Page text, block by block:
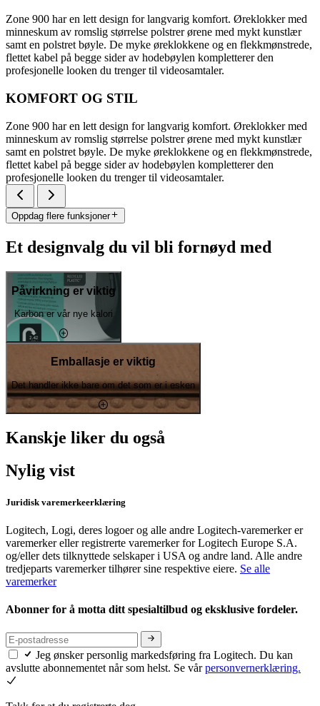
Zone 900 har en lett design for langvarig komfort. Øreklokker med
minneskum av romslig størrelse polstrer ørene med mykt kunstlær
samt en polstret bøyle. De myke øreklokkene og en flekkmønstrede,
flettet kabel på begge sider av hodebøylen kompletterer den
profesjonelle looken du trenger til videosamtaler.
KOMFORT OG STIL
Zone 900 har en lett design for langvarig komfort. Øreklokker med
minneskum av romslig størrelse polstrer ørene med mykt kunstlær
samt en polstret bøyle. De myke øreklokkene og en flekkmønstrede,
flettet kabel på begge sider av hodebøylen kompletterer den
profesjonelle looken du trenger til videosamtaler.
Oppdag flere funksjoner
Et designvalg du vil bli fornøyd med
Påvirkning er viktig
Karbon er vår nye kalori
Emballasje er viktig
Det handler ikke bare om det som er i esken
Kanskje liker du også
Nylig vist
Juridisk varemerkeerklæring
Logitech, Logi, deres logoer og alle andre Logitech-varemerker er
varemerker eller registrerte varemerker for Logitech Europe S.A.
og/eller dets tilknyttede selskaper i USA og andre land. Alle andre
tredjeparts varemerker tilhører sine respektive eiere. Se alle
varemerker
Abonner for å motta ditt spesialtilbud og eksklusive fordeler.
Jeg ønsker personlig markedsføring fra Logitech. Du kan
avslutte abonnementet når som helst. Se vårpersonvernerklæring.